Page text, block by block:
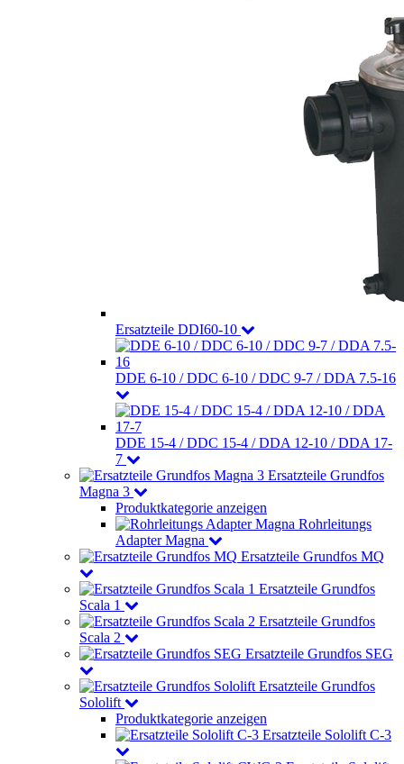
Ersatzteile DDI60-10
DDE 6-10 / DDC 6-10 / DDC 9-7 / DDA 7.5-16
DDE 15-4 / DDC 15-4 / DDA 12-10 / DDA 17-
7
Ersatzteile Grundfos
Magna 3
Produktkategorie anzeigen
Rohrleitungs
Adapter Magna
Ersatzteile Grundfos MQ
Ersatzteile Grundfos
Scala 1
Ersatzteile Grundfos
Scala 2
Ersatzteile Grundfos SEG
Ersatzteile Grundfos
Sololift
Produktkategorie anzeigen
Ersatzteile Sololift C-3